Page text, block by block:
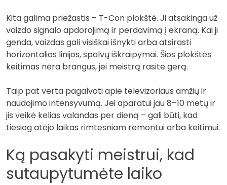
Kita galima priežastis – T-Con plokštė. Ji atsakinga už
vaizdo signalo apdorojimą ir perdavimą į ekraną. Kai ji
genda, vaizdas gali visiškai išnykti arba atsirasti
horizontalios linijos, spalvų iškraipymai. Šios plokštės
keitimas nėra brangus, jei meistrą rasite gerą.
Taip pat verta pagalvoti apie televizoriaus amžių ir
naudojimo intensyvumą. Jei aparatui jau 8–10 metų ir
jis veikė kelias valandas per dieną – gali būti, kad
tiesiog atėjo laikas rimtesniam remontui arba keitimui.
Ką pasakyti meistrui, kad
sutaupytumėte laiko